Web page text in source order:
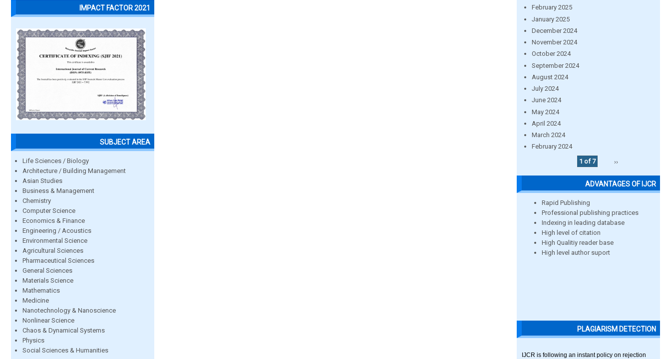
IMPACT FACTOR 2021
SUBJECT AREA
Life Sciences / Biology
Architecture / Building Management
Asian Studies
Business & Management
Chemistry
Computer Science
Economics & Finance
Engineering / Acoustics
Environmental Science
Agricultural Sciences
Pharmaceutical Sciences
General Sciences
Materials Science
Mathematics
Medicine
Nanotechnology & Nanoscience
Nonlinear Science
Chaos & Dynamical Systems
Physics
Social Sciences & Humanities
February 2025
January 2025
December 2024
November 2024
October 2024
September 2024
August 2024
July 2024
June 2024
May 2024
April 2024
March 2024
February 2024
1 of 7
››
ADVANTAGES OF IJCR
Rapid Publishing
Professional publishing practices
Indexing in leading database
High level of citation
High Qualitiy reader base
High level author suport
PLAGIARISM DETECTION
IJCR is following an instant policy on rejection